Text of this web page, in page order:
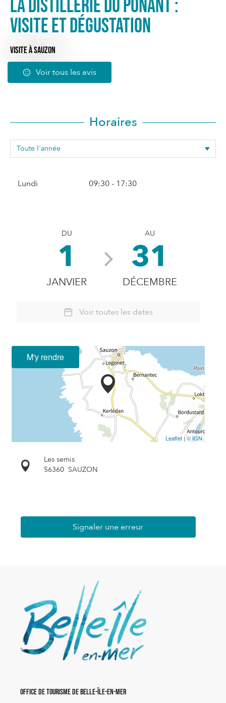
La Distillerie du Ponant :
Visite et dégustation
VISITEÀ SAUZON
Voir tous les avis
Horaires
Lundi 09:30 - 17:30
DU
1
JANVIER
AU
31
DÉCEMBRE
Voir toutes les dates
M'y rendre
Leaflet |© IGN
Les semis
56360 SAUZON
Signaler une erreur
Office de Tourisme de Belle-Île-en-Mer